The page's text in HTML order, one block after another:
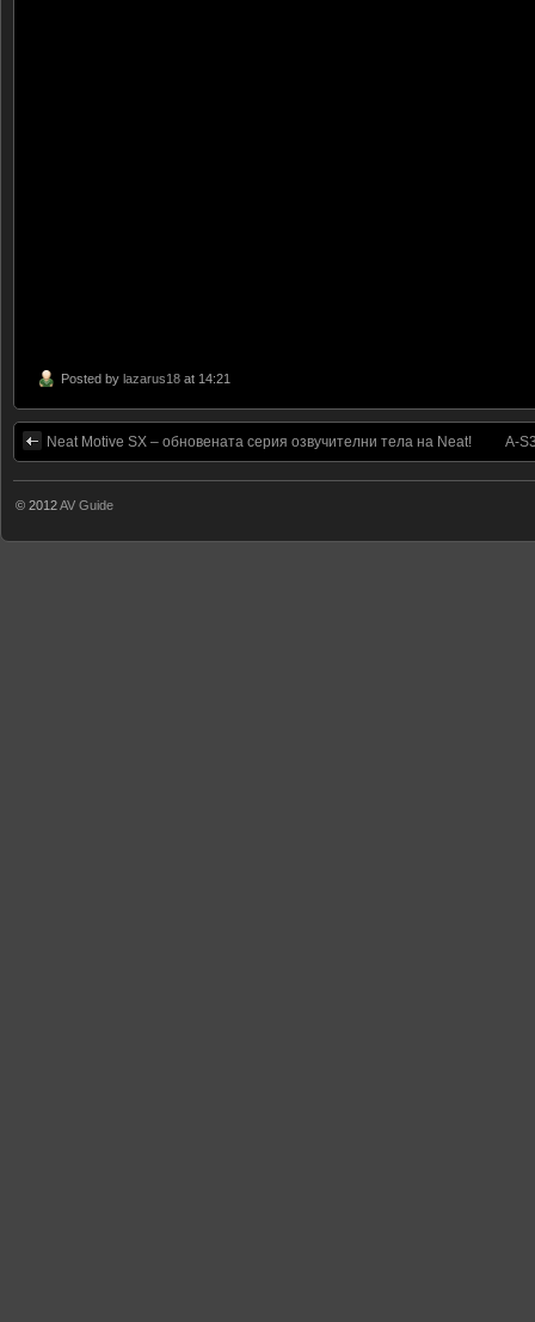
Posted by lazarus18 at 14:21
Neat Motive SX – обновената серия озвучителни тела на Neat! A-
© 2012AV Guide